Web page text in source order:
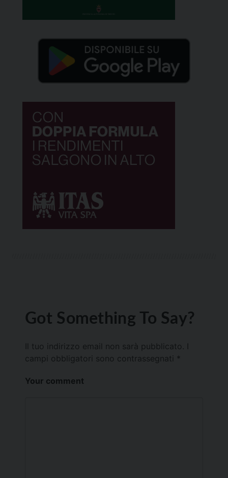
Got Something To Say?
Il tuo indirizzo email non sarà pubblicato.
campi obbligatori sono contrassegnati *
Your comment